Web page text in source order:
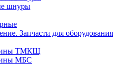
шнуры
Запчасти для оборудования
ТМКЩ
МБС